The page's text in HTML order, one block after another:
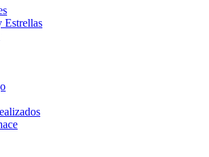
Estrellas